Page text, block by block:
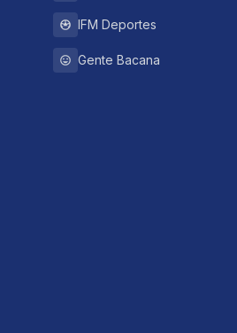
IFM Deportes
Gente Bacana